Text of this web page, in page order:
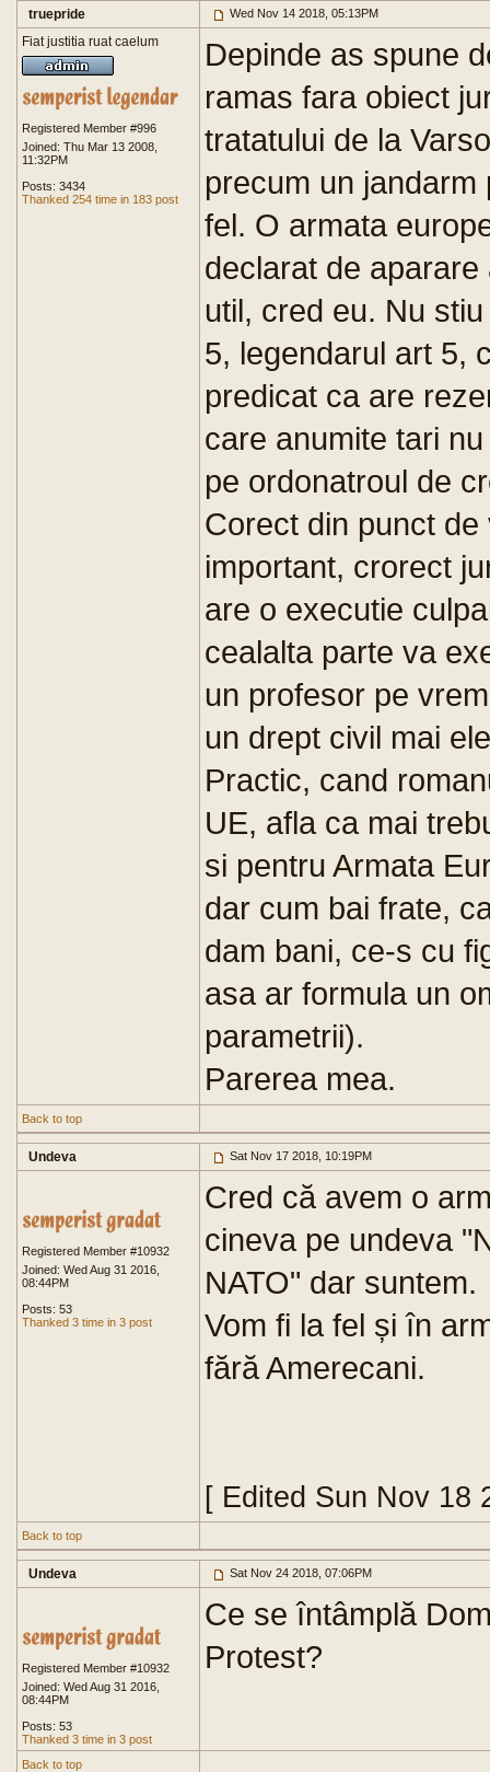
truepride Wed Nov 14 2018, 05:13PM
Fiat justitia ruat caelum
Registered Member #996
Joined: Thu Mar 13 2008,
11:32PM
Posts: 3434
Thanked 254 time in 183 post
Depinde as spune
ramas fara obiect
tratatului de la
precum un jandarm
fel. O armata
declarat de
util, cred eu. Nu
5, legendarul art 5,
predicat ca are
care anumite tari
pe ordonatroul de
Corect din punct
important, crorect
are o executie
cealalta parte va
un profesor pe
un drept civil mai
Practic, cand
UE, afla ca mai
si pentru Armata
dar cum bai frate,
dam bani, ce-s cu
asa ar formula un
parametrii).
Parerea mea.
Back to top
Undeva Sat Nov 17 2018, 10:19PM
Registered Member #10932
Joined: Wed Aug 31 2016,
08:44PM
Posts: 53
Thanked 3 time in 3 post
Cred că avem o
cineva pe undeva
NATO" dar suntem.
Vom fi la fel și în
fără Amerecani.
[ Edited Sun Nov 18
Back to top
Undeva Sat Nov 24 2018, 07:06PM
Registered Member #10932
Joined: Wed Aug 31 2016,
08:44PM
Posts: 53
Thanked 3 time in 3 post
Ce se întâmplă
Protest?
Back to top